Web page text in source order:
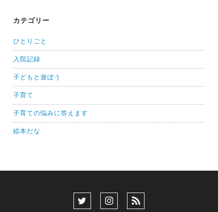
カテゴリー
ひとりごと
入院記録
子どもと遊ぼう
子育て
子育ての悩みに答えます
絵本だな